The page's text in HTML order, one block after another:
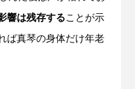
響は残存することが示
ば真琴の身体だけ年老